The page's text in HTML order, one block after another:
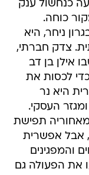
כנחשול ענק
כוחה.
ניחר, היא
צדק חברתי,
אילן בן דב
לכסות את
היא נר
העסקי.
תפישת
אבל אפשרית
והמפגינים
את הפעולה גם